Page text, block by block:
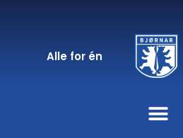
Alle for én